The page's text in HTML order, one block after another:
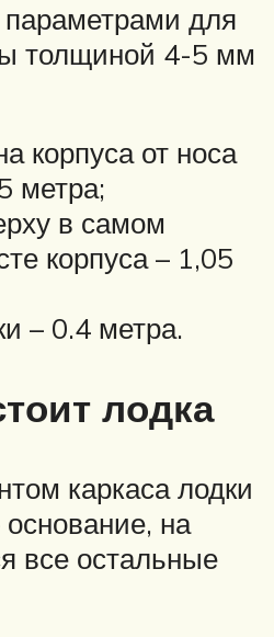
для
толщиной 4-5 мм
корпуса от носа
метра;
в самом
корпуса – 1,05
– 0.4 метра.
лодка
каркаса лодки
основание, на
все остальные